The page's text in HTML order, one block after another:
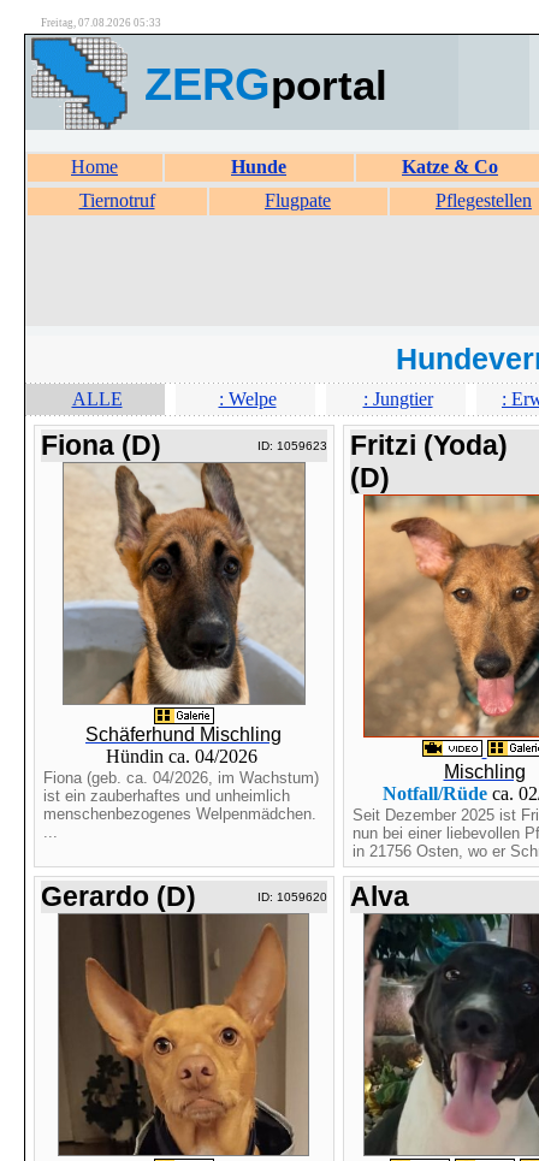
Freitag, 07.08.2026 05:33
ZERGportal
Home Hunde
Katze & Co
Tiernotruf
Flugpate Pflegestellen
ALLE : Welpe : Jungtier :
Fiona (D) ID: 1059623
Schäferhund Mischling
Hündin ca. 04/2026
Fiona (geb. ca. 04/2026, im Wachstum)
ist ein zauberhaftes und unheimlich
menschenbezogenes Welpenmädchen.
...
Fritzi (Yoda)
(D)
Mischling
Notfall/Rüde ca.
Seit Dezember 2025 ist
nun bei einer liebevollen
in 21756 Osten, wo er
Gerardo (D) ID: 1059620 Alva